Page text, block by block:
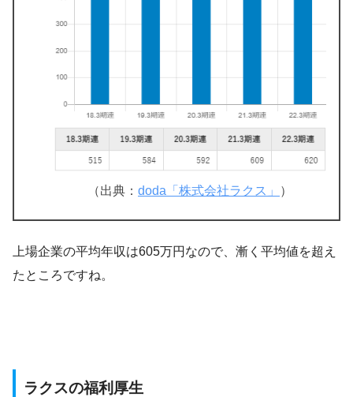
（出典： doda「株式会社ラクス」 ）
上場企業の平均年収は605万円なので、漸く平均値を超え
たところですね。
ラクスの福利厚生